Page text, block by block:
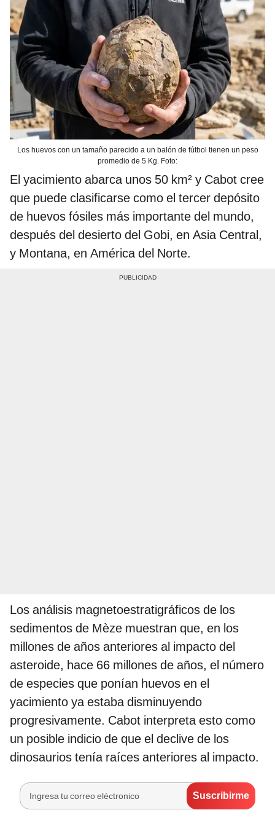
Los huevos con un tamaño parecido a un balón de fútbol tienen un peso
promedio de 5 Kg. Foto:
El yacimiento abarca unos 50 km² y Cabot cree
que puede clasificarse como el tercer depósito
de huevos fósiles más importante del mundo,
después del desierto del Gobi, en Asia Central,
y Montana, en América del Norte.
Los análisis magnetoestratigráficos de los
sedimentos de Mèze muestran que, en los
millones de años anteriores al impacto del
asteroide, hace 66 millones de años, el número
de especies que ponían huevos en el
yacimiento ya estaba disminuyendo
progresivamente. Cabot interpreta esto como
un posible indicio de que el declive de los
dinosaurios tenía raíces anteriores al impacto.